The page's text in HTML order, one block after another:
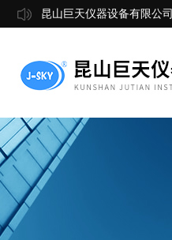
昆山巨天仪器设备有限公司